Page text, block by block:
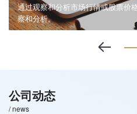
通过观察和分析市场行情或股票价
察和分析。
公司动态
/ news